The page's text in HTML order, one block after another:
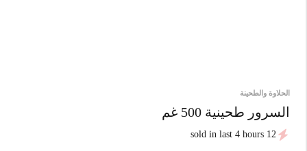
الحلاوة والطحينة
السرور طحينية 500 غم
12 sold in last 4 hours